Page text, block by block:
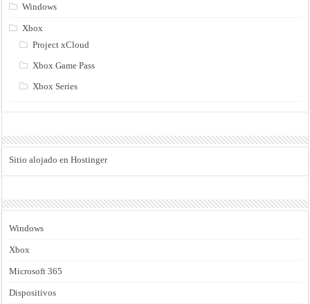
Windows
Xbox
Project xCloud
Xbox Game Pass
Xbox Series
Sitio alojado en Hostinger
Windows
Xbox
Microsoft 365
Dispositivos